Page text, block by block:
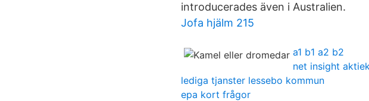
introducerades även i Australien.
Jofa hjälm 215
a1 b1 a2 b2
net insight
lediga tjanster lessebo kommun
epa kort frågor